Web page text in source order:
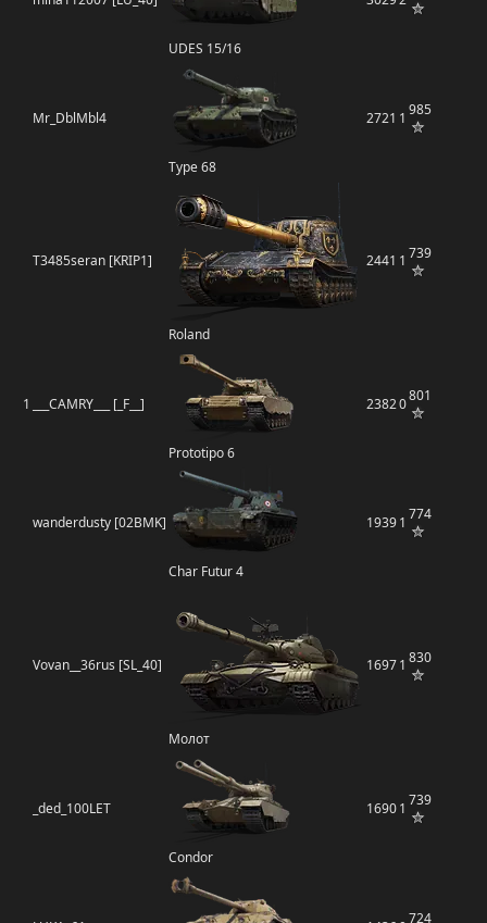
UDES 15/16
Mr_DblMbl4
Type 68
2721 1 985
T3485seran [KRIP1]
Roland
2441 1 739
1 ___CAMRY___ [_F__]
Prototipo 6
23820801
wanderdusty [02BMK]
Char Futur 4
19391 774
Vovan__36rus [SL_40]
Молот
16971 830
_ded_100LET
Condor
16901 739
724